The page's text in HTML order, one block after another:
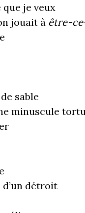
je veux
jouait à être-
sable
minuscule
d’un détroit